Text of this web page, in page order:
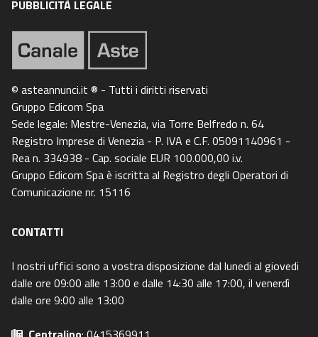
PUBBLICITÀ LEGALE
© asteannunci.it ® - Tutti i diritti riservati
Gruppo Edicom Spa
Sede legale: Mestre-Venezia, via Torre Belfredo n. 64
Registro Imprese di Venezia - P. IVA e C.F. 05091140961 -
Rea n. 334938 - Cap. sociale EUR 100.000,00 i.v.
Gruppo Edicom Spa è iscritta al Registro degli Operatori di
Comunicazione nr. 15116
CONTATTI
I nostri uffici sono a vostra disposizione dal lunedi al giovedi
dalle ore 09:00 alle 13:00 e dalle 14:30 alle 17:00, il venerdì
dalle ore 9:00 alle 13:00